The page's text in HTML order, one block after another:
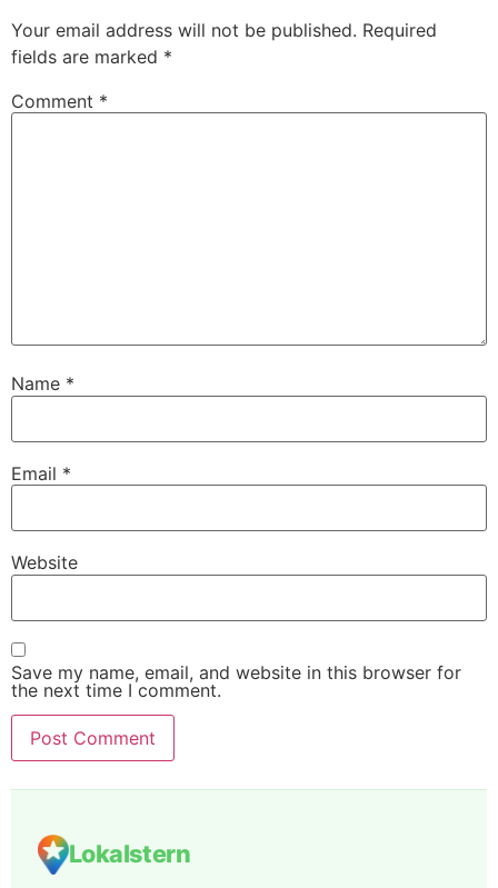
Your email address will not be published. Required
fields are marked *
Comment *
Name *
Email *
Website
Save my name, email, and website in this browser for
the next time I comment.
Lokalstern